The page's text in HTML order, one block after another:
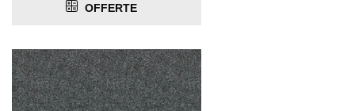
OFFERTE